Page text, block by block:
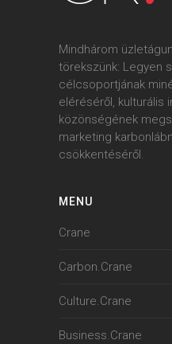
Mindhárom
törekszünk: Legyen
célcsoportjának
eléréséről, kulturális
közönségének
marketing
csökkentéséről.
MENU
Crane
Carbon.Crane
Culture.Crane
Business.Crane